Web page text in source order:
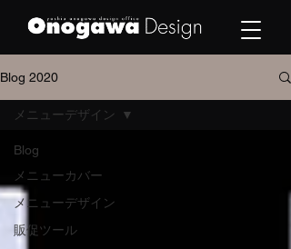
Blog 2020
Blog
メニューカバー
メニューデザイン
販促ツール
メニューデザイン